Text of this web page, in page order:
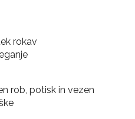
rokav
rob, potisk in vezen